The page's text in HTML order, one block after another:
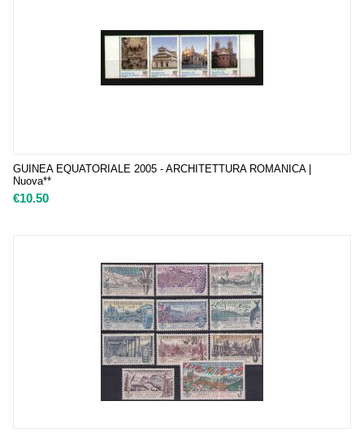
GUINEA EQUATORIALE 2005 - ARCHITETTURA ROMANICA |
Nuova**
€10.50